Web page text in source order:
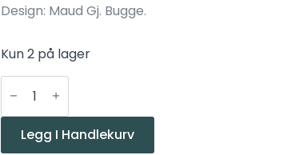
Design: Maud Gj. Bugge.
Kun 2 på lager
Hadeland
Glassverk
Kryss
Kakao
antall
Legg I Handlekurv